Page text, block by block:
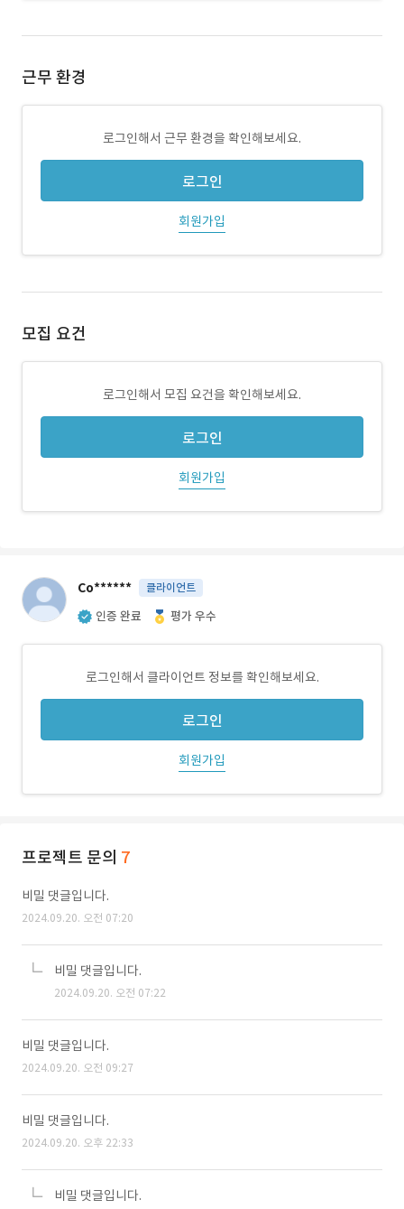
근무 환경
로그인해서 근무 환경을 확인해보세요.
로그인
회원가입
모집 요건
로그인해서 모집 요건을 확인해보세요.
로그인
회원가입
Co****** 클라이언트
인증 완료 평가 우수
로그인해서 클라이언트 정보를 확인해보세요.
로그인
회원가입
프로젝트 문의 7
비밀 댓글입니다.
2024.09.20. 오전 07:20
비밀 댓글입니다.
2024.09.20. 오전 07:22
비밀 댓글입니다.
2024.09.20. 오전 09:27
비밀 댓글입니다.
2024.09.20. 오후 22:33
비밀 댓글입니다.